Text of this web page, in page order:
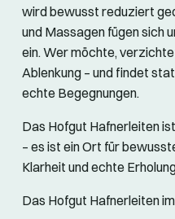
wird bewusst reduziert
und Massagen fügen sich
ein. Wer möchte,
Ablenkung – und findet
echte Begegnungen.
Das Hofgut Hafnerleiten
– es ist ein Ort für
Klarheit und echte
Das Hofgut Hafnerleiten